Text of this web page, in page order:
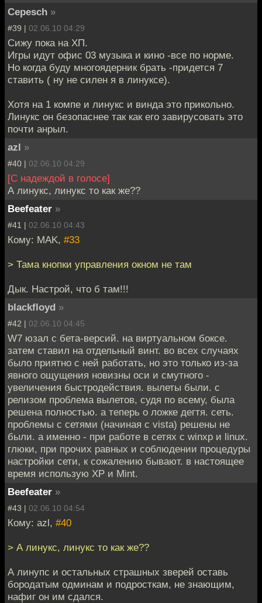
Cepesch »
#39 | 02.06.10 04:29
Сижу пока на ХП.
Игры идут офис 03 музыка и кино -все по норме.
Но когда буду многоядерник брать -придется 7
ставить ( ну не силен я в линуксе).
Хотя на 1 компе и линукс и винда это прикольно.
Линукс он безопаснее так как его завирусовать это
почти анрыл.
azl »
#40 | 02.06.10 04:29
[С надеждой в голосе]
А линукс, линукс то как же??
Beefeater »
#41 | 02.06.10 04:43
Кому: MAK, #33
> Тама кнопки управления окном не там
Дык. Настрой, что б там!!!
blackfloyd »
#42 | 02.06.10 04:45
W7 юзал с бета-версий. на виртуальном боксе.
затем ставил на отдельный винт. во всех случаях
было приятно с ней работать, но это только из-за
явного ощущения новизны оси и смутного -
увеличения быстродействия. вылеты были. с
релизом проблема вылетов, судя по всему, была
решена полностью. а теперь о ложке дегтя. сеть.
проблемы с сетями (начиная с vista) решены не
были. а именно - при работе в сетях с winxp и linux.
глюки, при прочих равных и соблюдении процедуры
настройки сети, к сожалению бывают. в настоящее
время использую XP и Mint.
Beefeater »
#43 | 02.06.10 04:54
Кому: azl, #40
> А линукс, линукс то как же??
А линупс и остальных страшных зверей оставь
бородатым одминам и подросткам, не знающим,
нафиг он им сдался.